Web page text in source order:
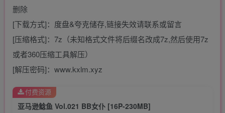
删除
[下载方式]：度盘&夸克储存,链接失效请联系或留言
[压缩格式]：7z（未知格式文件将后缀名改成7z,然后使用7z
或者360压缩工具解压）
[解压密码]：www.kxlm.xyz
亚马逊鲶鱼 Vol.021 BB女仆 [16P-230MB]
付费资源